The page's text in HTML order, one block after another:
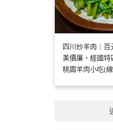
四川炒羊肉｜
美價廉，經國特
桃園羊肉小吃(